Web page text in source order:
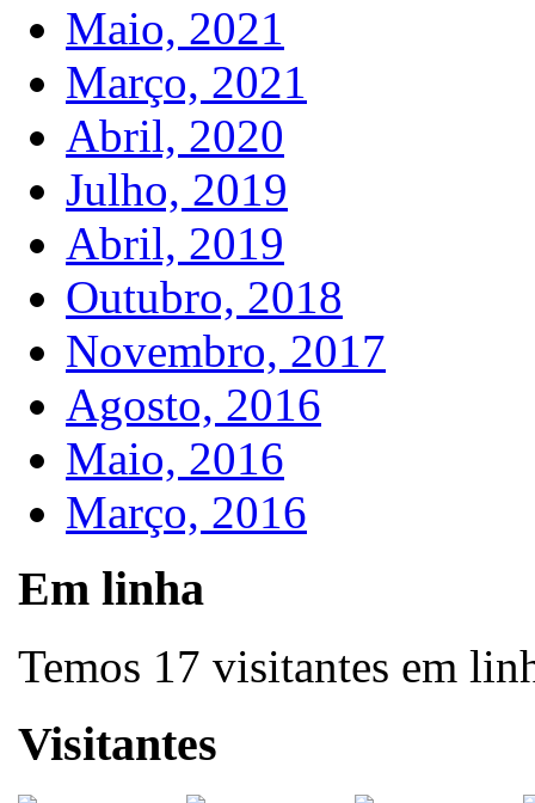
Maio, 2021
Março, 2021
Abril, 2020
Julho, 2019
Abril, 2019
Outubro, 2018
Novembro, 2017
Agosto, 2016
Maio, 2016
Março, 2016
Em linha
Temos 17 visitantes em
Visitantes